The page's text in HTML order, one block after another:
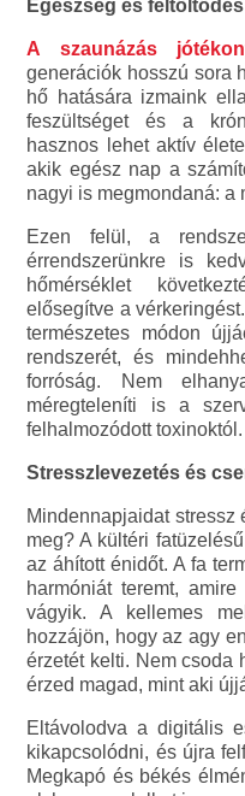
Egészség és feltöltődés
A szaunázás
generációk hosszú sora
hő hatására izmaink
feszültséget és a
hasznos lehet aktív
akik egész nap a
nagyi is megmondaná: a
Ezen felül, a
érrendszerünkre is
hőmérséklet
elősegítve a
természetes módon
rendszerét, és
forróság. Nem
méregteleníti is a
felhalmozódott toxinoktól.
Stresszlevezetés és
Mindennapjaidat stressz
meg? A kültéri
az áhított énidőt. A fa
harmóniát teremt,
vágyik. A kellemes
hozzájön, hogy az agy
érzetét kelti. Nem csoda
érzed magad, mint aki
Eltávolodva a digitális
kikapcsolódni, és újra
Megkapó és békés